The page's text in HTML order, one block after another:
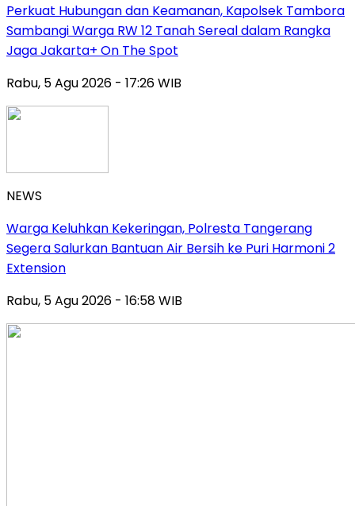
Perkuat Hubungan dan Keamanan, Kapolsek Tambora
Sambangi Warga RW 12 Tanah Sereal dalam Rangka
Jaga Jakarta+ On The Spot
Rabu, 5 Agu 2026 - 17:26 WIB
NEWS
Warga Keluhkan Kekeringan, Polresta Tangerang
Segera Salurkan Bantuan Air Bersih ke Puri Harmoni 2
Extension
Rabu, 5 Agu 2026 - 16:58 WIB